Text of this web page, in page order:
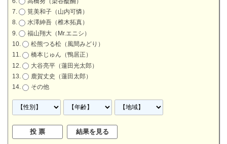
筧美和子（山内可憐）
水澤紳吾（椎木拓真）
福山翔大（Mr.エニシ）
松熊つる松（風間みどり）
橋本じゅん（鴨居正）
大谷亮平（蓮田光太郎）
鹿賀丈史（蓮田太郎）
その他